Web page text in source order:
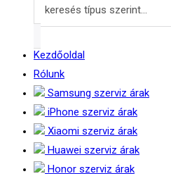
Kezdőoldal
Rólunk
Samsung szerviz árak
iPhone szerviz árak
Xiaomi szerviz árak
Huawei szerviz árak
Honor szerviz árak